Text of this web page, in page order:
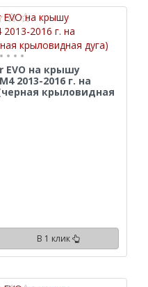
EVO на крышу
2013-2016 г. на
крыловидная
В 1 клик